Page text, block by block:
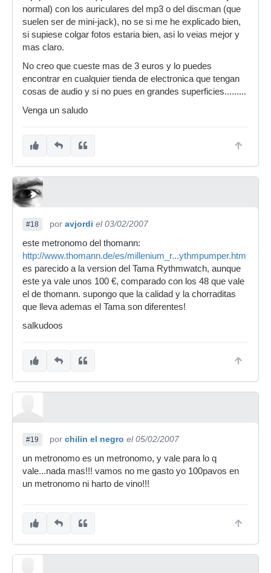
normal) con los auriculares del mp3 o del discman (que
suelen ser de mini-jack), no se si me he explicado bien,
si supiese colgar fotos estaria bien, asi lo veias mejor y
mas claro.
No creo que cueste mas de 3 euros y lo puedes
encontrar en cualquier tienda de electronica que tengan
cosas de audio y si no pues en grandes superficies.........
Venga un saludo
#18 por avjordi el 03/02/2007
este metronomo del thomann:
http://www.thomann.de/es/millenium_r...ythmpumper.htm
es parecido a la version del Tama Rythmwatch, aunque
este ya vale unos 100 €, comparado con los 48 que vale
el de thomann. supongo que la calidad y la chorraditas
que lleva ademas el Tama son diferentes!
salkudoos
#19 por chilin el negro el 05/02/2007
un metronomo es un metronomo, y vale para lo q
vale...nada mas!!! vamos no me gasto yo 100pavos en
un metronomo ni harto de vino!!!